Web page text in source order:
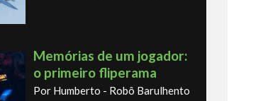
Memórias de um jogador:
o primeiro fliperama
Por Humberto - Robô Barulhento